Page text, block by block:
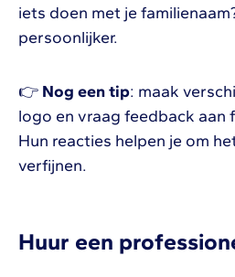
iets doen met je
persoonlijker.
👉 Nog een tip: maak
logo en vraag feedback aan
Hun reacties helpen je om
verfijnen.
Huur een